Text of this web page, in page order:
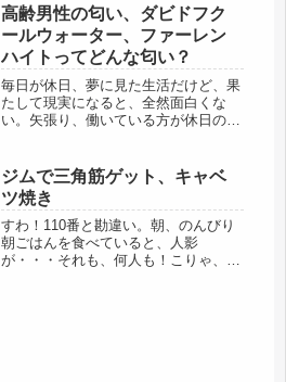
コレが痩せる原因だったようです。酢
ですからね。酢玉ねぎ作りは、簡単。
容器...
高齢男性の匂い、ダビドフク
ールウォーター、ファーレン
ハイトってどんな匂い？
毎日が休日、夢に見た生活だけど、果
たして現実になると、全然面白くな
い。矢張り、働いている方が休日の特
で働いても、ストレスはたまるだけ。
第一、過去、パートで働いた事が無
い。大...
ジムで三角筋ゲット、キャベ
ツ焼き
すわ！110番と勘違い。朝、のんびり
朝ごはんを食べていると、人影
が・・・それも、何人も！こりゃ、と